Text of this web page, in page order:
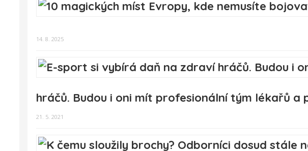
14. 8. 2025
hráčů. Budou i oni mít profesionální tým lékařů a
21. 5. 2021